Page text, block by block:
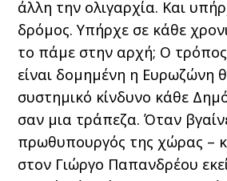
άλλη την ολιγαρχία. Και
δρόμος. Υπήρχε σε κάθε
το πάμε στην αρχή; Ο
είναι δομημένη η Ευρωζώνη
συστημικό κίνδυνο κάθε
σαν μια τράπεζα. Όταν
πρωθυπουργός της χώρας –
στον Γιώργο Παπανδρέου